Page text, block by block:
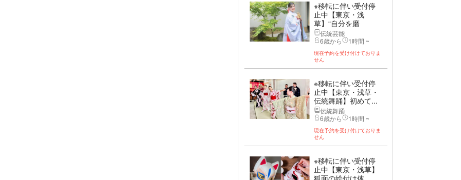
※移転に伴い受付停
止中【東京・浅
草】“自分を磨
く”巫...
伝統芸能
6歳から
1時間 ~
現在予約を受け付けておりま
せん
※移転に伴い受付停
止中【東京・浅草・
伝統舞踊】初めて...
伝統舞踊
6歳から
1時間 ~
現在予約を受け付けておりま
せん
※移転に伴い受付停
止中【東京・浅草】
狐面の絵付け体...